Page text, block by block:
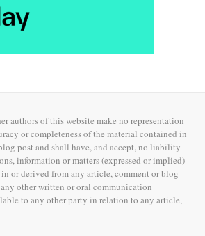
authors of this website make no representation
or completeness of the material contained in
post and shall have, and accept, no liability
information or matters (expressed or implied)
or derived from any article, comment or blog
other written or oral communication
to any other party in relation to any article,